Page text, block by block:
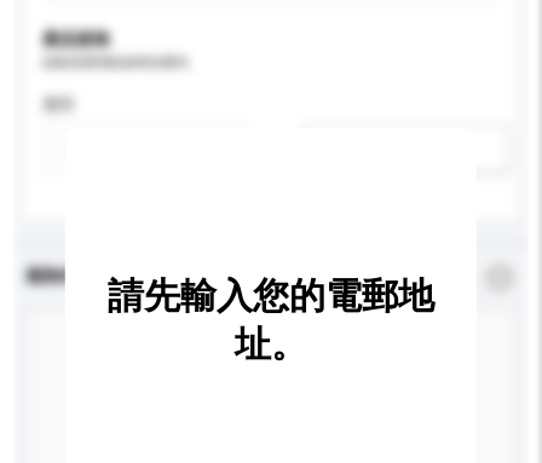
產品規格
查詢內容 *必須填寫
請先輸入您的電郵地
址。